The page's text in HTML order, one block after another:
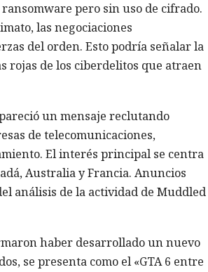
pero sin uso de cifrado.
las negociaciones
del orden. Esto podría señalar la
rojas de los ciberdelitos que atraen
un mensaje reclutando
de telecomunicaciones,
El interés principal se centra
Australia y Francia. Anuncios
análisis de la actividad de Muddled
haber desarrollado un nuevo
se presenta como el «GTA 6 entre